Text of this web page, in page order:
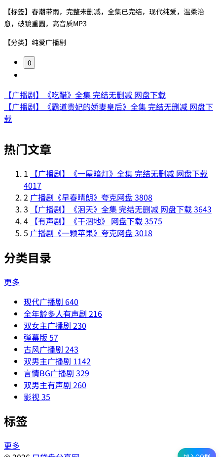
【标签】春潮带雨，完整未删减，全集已完结，现代纯爱，温柔治
愈，破镜重圆，高音质MP3
【分类】纯爱广播剧
0
【广播剧】《吃醋》全集 完结无删减 网盘下载
【广播剧】《霸道贵妃的娇妻皇后》全集 完结无删减 网盘下
载
热门文章
1
【广播剧】《一屋暗灯》全集 完结无删减 网盘下载
4017
2 广播剧《早春晴朗》夸克网盘3808
3
【广播剧】《洄天》全集 完结无删减 网盘下载3643
4 【有声剧】《干涸地》 网盘下载3575
5 广播剧《一颗苹果》夸克网盘3018
分类目录
更多
现代广播剧 640
全年龄多人有声剧 216
双女主广播剧 230
弹幕版 57
古风广播剧 243
双男主广播剧 1142
言情BG广播剧 329
双男主有声剧 260
影视35
标签
更多